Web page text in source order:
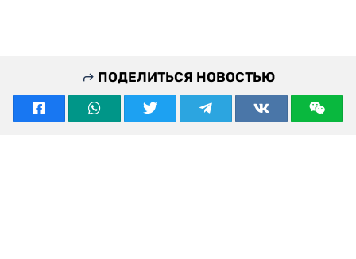
ПОДЕЛИТЬСЯ НОВОСТЬЮ